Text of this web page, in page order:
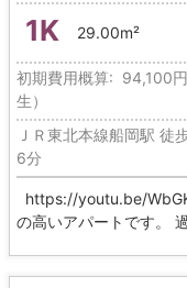
1K 29.00m²
初期費用概算: 94,100
生）
ＪＲ東北本線船岡駅 徒
6分
https://youtu.be/
の高いアパートです。